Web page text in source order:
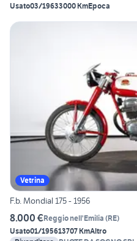
Usato03/19633000 KmEpoca
Vetrina
F.b. Mondial 175 - 1956
8.000 €Reggio nell'Emilia (RE)
Usato01/195613707 KmAltro